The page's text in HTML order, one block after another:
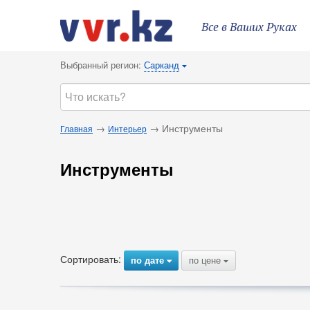
Все в Ваших Руках
Выбранный регион: Сарканд {
Главная → Интерьер → Инструменты
Инструменты
Сортировать: по дате{ по цене {